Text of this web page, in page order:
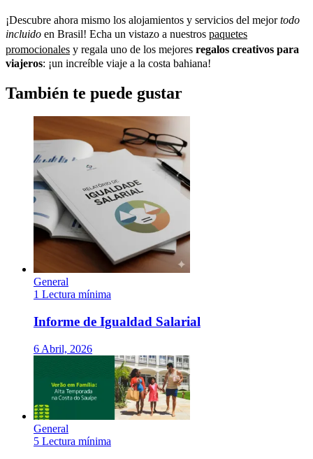
¡Descubre ahora mismo los alojamientos y servicios del mejortodo
incluido en Brasil! Echa un vistazo a nuestros paquetes
promocionales y regala uno de los mejores regalos creativos para
viajeros: ¡un increíble viaje a la costa bahiana!
También te puede gustar
General
1 Lectura mínima
Informe de Igualdad Salarial
6 Abril, 2026
General
5 Lectura mínima